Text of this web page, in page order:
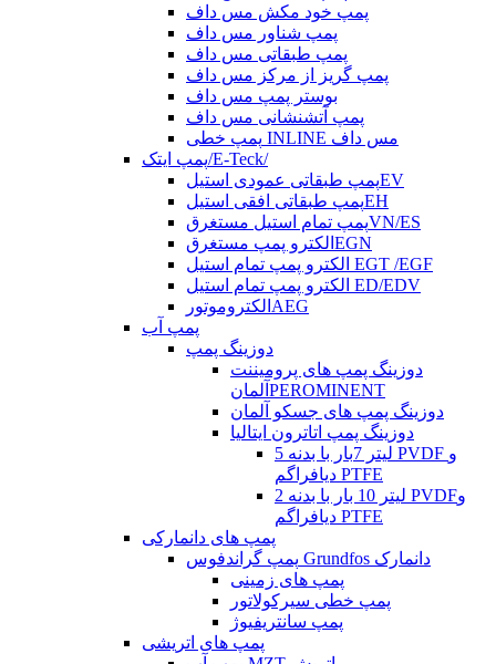
پمپ خود مکش مس داف
پمپ شناور مس داف
پمپ طبقاتی مس داف
پمپ گریز از مرکز مس داف
بوستر پمپ مس داف
پمپ آتشنشانی مس داف
پمپ خطی INLINE مس داف
پمپ ایتک/E-Teck/
پمپ طبقاتی عمودی استیلEV
پمپ طبقاتی افقی استیلEH
پمپ تمام استیل مستغرقVN/ES
الکترو پمپ مستغرقEGN
الکترو پمپ تمام استیل EGT /EGF
الکترو پمپ تمام استیل ED/EDV
الکتروموتورAEG
پمپ آب
دوزینگ پمپ
دوزینگ پمپ های پرومیننت
آلمانPEROMINENT
دوزینگ پمپ های جسکو آلمان
دوزینگ پمپ اتاترون ایتالیا
5 لیتر 7بار با بدنه PVDF و
دیافراگم PTFE
2 لیتر 10 بار با بدنه PVDFو
دیافراگم PTFE
پمپ های دانمارکی
پمپ گراندفوس Grundfos دانمارک
پمپ های زمینی
پمپ خطی سیرکولاتور
پمپ سانتریفیوژ
پمپ های اتریشی